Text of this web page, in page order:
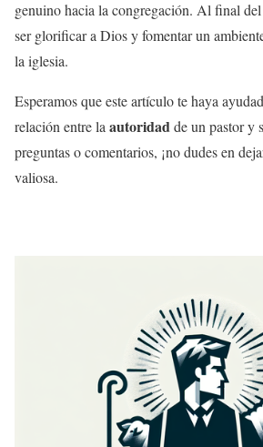
genuino hacia la congregación. Al final
ser glorificar a Dios y fomentar un
la iglesia.
Esperamos que este artículo te haya
relación entre la autoridadde un pastor y
preguntas o comentarios, ¡no dudes en
valiosa.